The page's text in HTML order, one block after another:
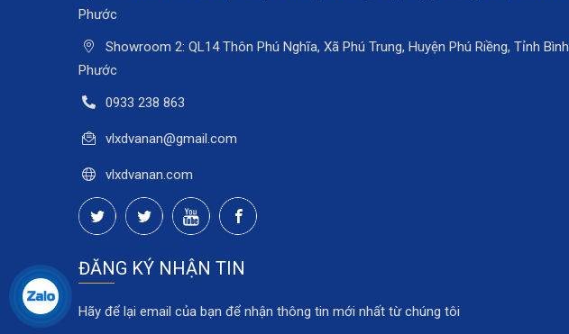
Phước
Showroom 2: QL14 Thôn Phú Nghĩa, Xã Phú Trung, Huyện Phú Riềng, Tỉnh Bình
Phước
0933 238 863
vlxdvanan@gmail.com
vlxdvanan.com
ĐĂNG KÝ NHẬN TIN
Hãy để lại email của bạn để nhận thông tin mới nhất từ chúng tôi